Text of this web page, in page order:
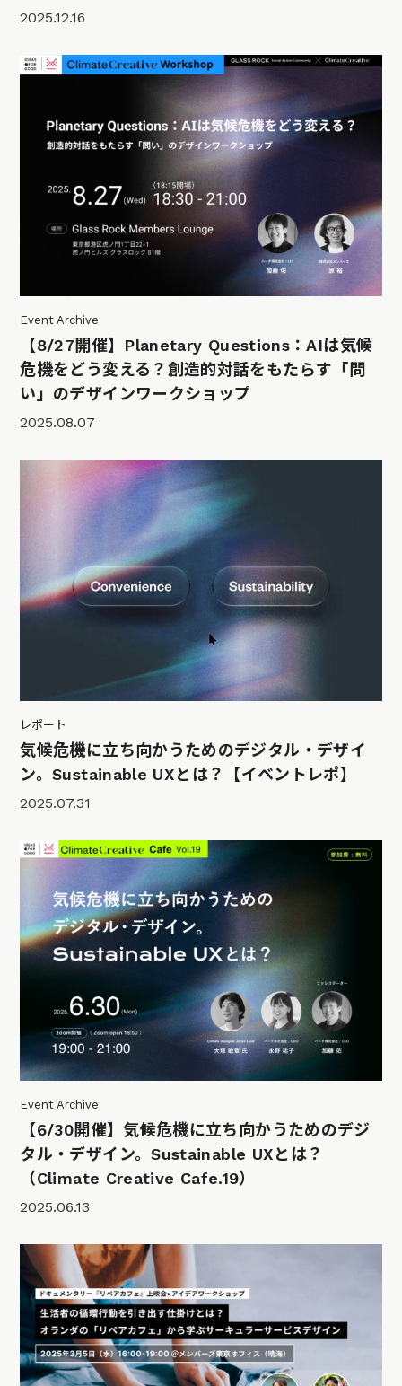
2025.12.16
Event Archive
【8/27開催】Planetary Questions：AIは気候
危機をどう変える？創造的対話をもたらす「問
い」のデザインワークショップ
2025.08.07
レポート
気候危機に立ち向かうためのデジタル・デザイ
ン。Sustainable UXとは？【イベントレポ】
2025.07.31
Event Archive
【6/30開催】気候危機に立ち向かうためのデジ
タル・デザイン。Sustainable UXとは？
（Climate Creative Cafe.19）
2025.06.13